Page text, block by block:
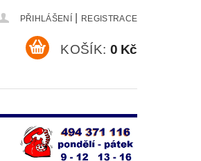
PŘIHLÁŠENÍ REGISTRACE
KOŠÍK: 0 Kč